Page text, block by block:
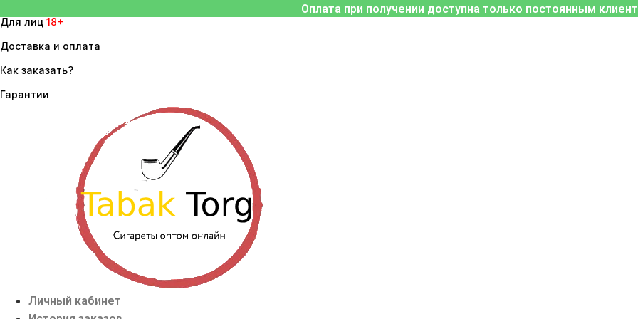
к
содержимому
Оплата при получении доступна только постоянным
Для лиц 18+
Доставка и оплата
Как заказать?
Гарантии
Личный кабинет